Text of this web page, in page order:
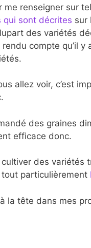
me renseigner sur
qui sont décrites sur
des variétés
compte qu’il
allez voir, c’est
des graines
efficace donc.
des variétés
particulièrement
la tête dans mes